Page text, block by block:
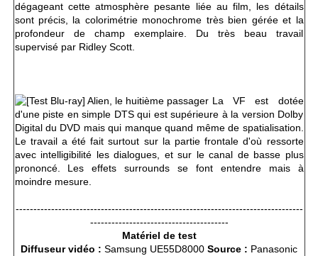
dégageant cette atmosphère pesante liée au film, les détails
sont précis, la colorimétrie monochrome très bien gérée et la
profondeur de champ exemplaire. Du très beau travail
supervisé par Ridley Scott.
La VF est dotée
d'une piste en simple DTS qui est supérieure à la version Dolby
Digital du DVD mais qui manque quand même de spatialisation.
Le travail a été fait surtout sur la partie frontale d'où ressorte
avec intelligibilité les dialogues, et sur le canal de basse plus
prononcé. Les effets surrounds se font entendre mais à
moindre mesure.
---------------------------------------------------------------------------------
---------------------------------------
Matériel de test
Diffuseur vidéo : Samsung UE55D8000 Source : Panasonic